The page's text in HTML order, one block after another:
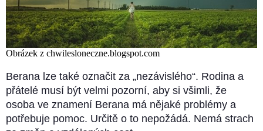
Obrázek z chwilesloneczne.blogspot.com
Berana lze také označit za „nezávislého“. Rodina a
přátelé musí být velmi pozorní, aby si všimli, že
osoba ve znamení Berana má nějaké problémy a
potřebuje pomoc. Určitě o to nepožádá. Nemá strach